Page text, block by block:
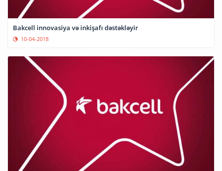
Bakcell innovasiya və inkişafı dəstəkləyir
10-04-2018